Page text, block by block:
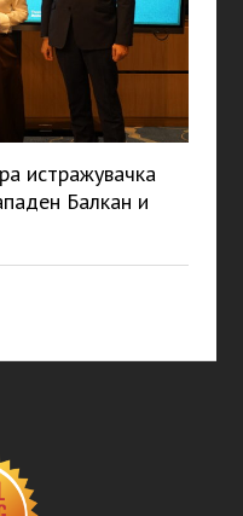
истражувачка
Балкан и